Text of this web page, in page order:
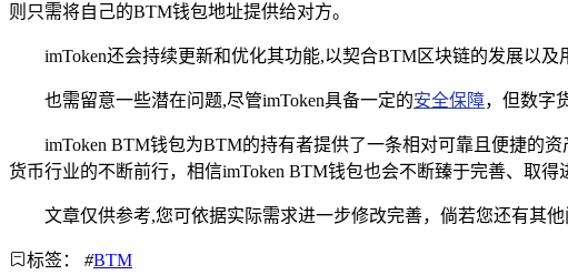
则只需将自己的BTM钱包地址提供给对方。
imToken还会持续更新和优化其功能,以契合BTM区块链的发展以
也需留意一些潜在问题,尽管imToken具备一定的安全保障，但数字
imToken BTM钱包为BTM的持有者提供了一条相对可靠且便捷的
货币行业的不断前行，相信imToken BTM钱包也会不断臻于完善、取得
文章仅供参考,您可依据实际需求进一步修改完善，倘若您还有其他
标签： #BTM